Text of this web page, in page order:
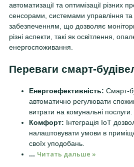
автоматизації та оптимізації різних
сенсорами, системами управління
забезпеченням, що дозволяє
різні аспекти, такі як освітлення,
енергоспоживання.
Переваги смарт-
Енергоефективність: Смарт-
автоматично регулювати
витрати на комунальні послуги.
Комфорт: Інтеграція IoT
налаштовувати умови в
своїх уподобань.
... Читать дальше »